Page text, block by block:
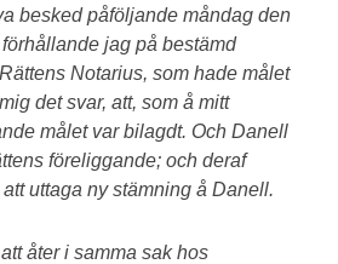
besked påföljande måndag den
jag på bestämd
Notarius, som hade målet
det svar, att, som å mitt
målet var bilagdt. Och Danell
föreliggande; och deraf
uttaga ny stämning å Danell.
åter i samma sak hos